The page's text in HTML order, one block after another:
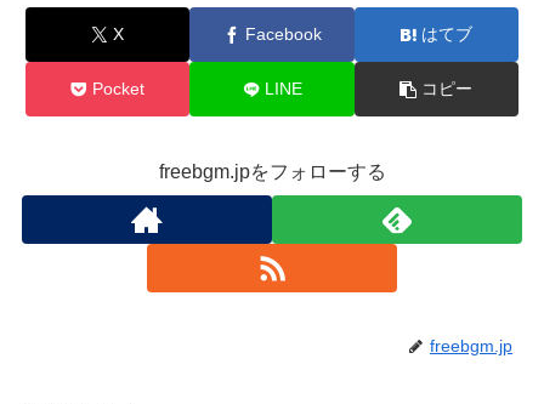
X Facebook はてブ
Pocket LINE コピー
freebgm.jpをフォローする
freebgm.jp